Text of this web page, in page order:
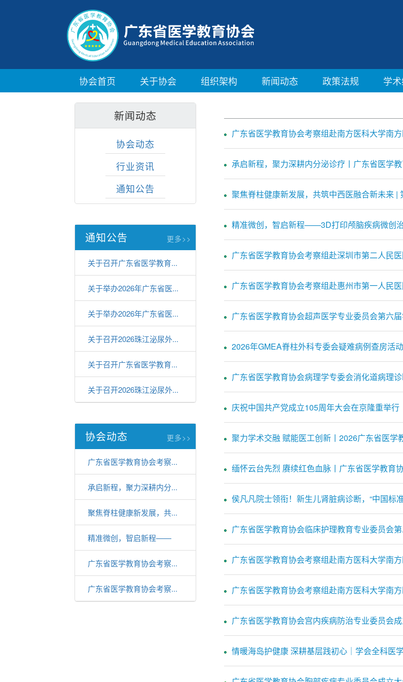
协会首页 关于协会 组织架构 新闻动态 政策法规 学
新闻动态
协会动态
行业资讯
通知公告
通知公告 更多>>
关于召开广东省医学教育...
关于举办2026年广东省医...
关于举办2026年广东省医...
关于召开2026珠江泌尿外...
关于召开广东省医学教育...
关于召开2026珠江泌尿外...
协会动态 更多>>
广东省医学教育协会考察...
承启新程，聚力深耕内分...
聚焦脊柱健康新发展，共...
精准微创，智启新程——
3D...
广东省医学教育协会考察...
广东省医学教育协会考察...
广东省医学教育协会考察组赴南方医科大学南
承启新程，聚力深耕内分泌诊疗丨广东省医学
聚焦脊柱健康新发展，共筑中西医融合新未来 |
精准微创，智启新程——3D打印颅脑疾病微创
广东省医学教育协会考察组赴深圳市第二人民
广东省医学教育协会考察组赴惠州市第一人民
广东省医学教育协会超声医学专业委员会第六
2026年GMEA脊柱外科专委会疑难病例查房活
广东省医学教育协会病理学专委会消化道病理
庆祝中国共产党成立105周年大会在京隆重举行
聚力学术交融 赋能医工创新丨2026广东省医
缅怀云台先烈 赓续红色血脉丨广东省医学教育
侯凡凡院士领衔！新生儿肾脏病诊断，“中国标
广东省医学教育协会临床护理教育专业委员会
广东省医学教育协会考察组赴南方医科大学南
广东省医学教育协会考察组赴南方医科大学南
广东省医学教育协会宫内疾病防治专业委员会
情暖海岛护健康 深耕基层践初心｜学会全科医